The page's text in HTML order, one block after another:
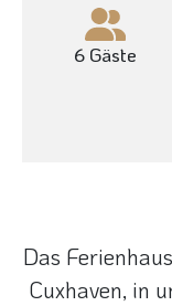
6 Gäste
Das
Cuxhaven, in